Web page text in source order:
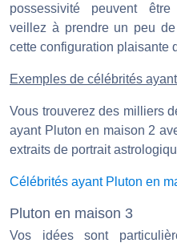
possessivité peuvent être
veillez à prendre un peu
cette configuration plaisante
Exemples de célébrités
Vous trouverez des milliers
ayant Pluton en maison 2
extraits de portrait
Célébrités ayant Pluton en
Pluton en maison 3
Vos idées sont